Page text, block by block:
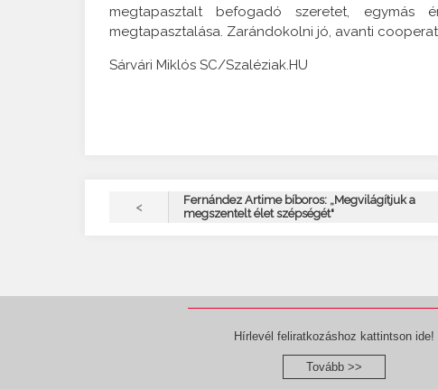
megtapasztalt befogadó szeretet, egymás
megtapasztalása. Zarándokolni jó, avanti
Sárvári Miklós SC/Szaléziak.HU
<
Fernández Artime bíboros: „Megvilágítjuk a
megszentelt élet szépségét"
Hírlevél feliratkozáshoz kattintson ide!
Tovább >>